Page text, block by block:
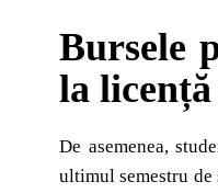
Bursele
la
De asemenea,
ultimul semestru